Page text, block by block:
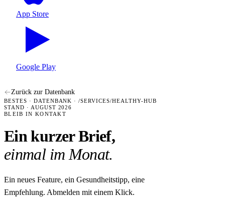
App Store
Google Play
Zurück zur Datenbank
BESTES · DATENBANK · /SERVICES/HEALTHY-HUB
STAND · AUGUST 2026
BLEIB IN KONTAKT
Ein kurzer Brief,
einmal im Monat.
Ein neues Feature, ein Gesundheitstipp, eine
Empfehlung. Abmelden mit einem Klick.